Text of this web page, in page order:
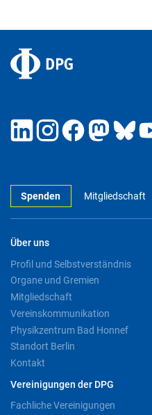
Spenden Mitgliedschaft
Über uns
Profil und Selbstverständnis
Organe und Gremien
Mitgliedschaft
Vereinskommunikation
Physikzentrum Bad Honnef
Standort Berlin
Kontakt
Vereinigungen der DPG
Fachliche Vereinigungen